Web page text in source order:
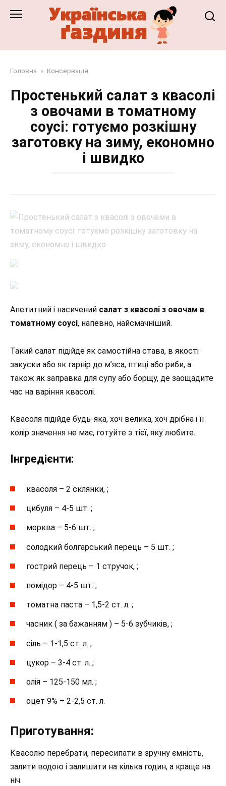
Головна » Консервація
Простенький салат з квасолі
з овочами в томатному
соусі: готуємо розкішну
заготовку на зиму, економно
і швидко
Апетитний і насичений салат з квасолі з овочам в
томатному соусі, напевно, найсмачніший.
Такий салат підійде як самостійна става, в якості
закуски або як гарнір до м’яса, птиці або риби, а
також як заправка для супу або борщу, де заощадите
час на варіння квасолі.
Квасоля підійде будь-яка, хоч велика, хоч дрібна і її
колір значення не має, готуйте з тієї, яку любите.
Інгредієнти:
квасоля – 2 склянки, ;
цибуля – 4-5 шт. ;
морква – 5-6 шт. ;
солодкий болгарський перець – 5 шт. ;
гострий перець – 1 стручок, ;
помідор – 4-5 шт. ;
томатна паста – 1,5-2 ст. л. ;
часник ( за бажанням ) – 5-6 зубчиків, ;
сіль – 1-1,5 ст. л. ;
цукор – 3-4 ст. л. ;
олія – 125-150 мл. ;
оцет 9% – 2-2,5 ст. л.
Приготування:
Квасолю перебрати, пересипати в зручну ємність,
залити водою і залишити на кілька годин, а краще на
ніч.